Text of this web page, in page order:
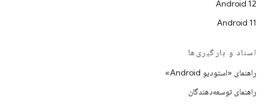
Android 12
Android 11
اسناد و بارگیری‌ها
راهنمای «استودیو Android»
راهنمای توسعه‌دهندگان